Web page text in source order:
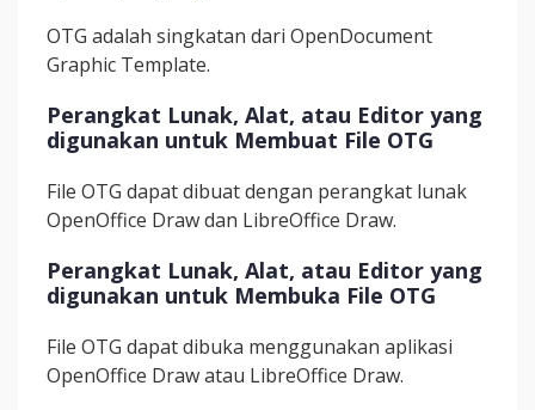
OTG adalah singkatan dari OpenDocument
Graphic Template.
Perangkat Lunak, Alat, atau Editor yang
digunakan untuk Membuat File OTG
File OTG dapat dibuat dengan perangkat lunak
OpenOffice Draw dan LibreOffice Draw.
Perangkat Lunak, Alat, atau Editor yang
digunakan untuk Membuka File OTG
File OTG dapat dibuka menggunakan aplikasi
OpenOffice Draw atau LibreOffice Draw.